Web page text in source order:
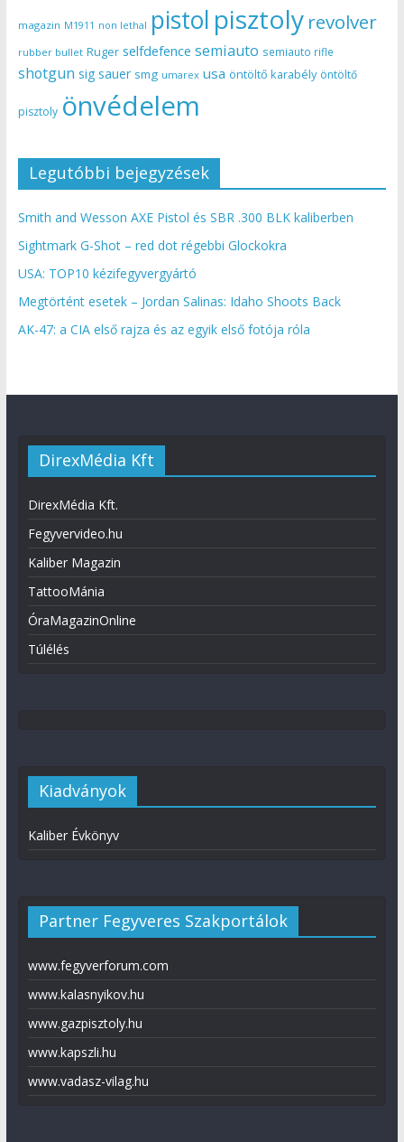
magazin M1911 non lethal pistol pisztoly revolver
rubber bullet Ruger selfdefence semiauto semiauto rifle
shotgun sig sauer smg umarex usa öntöltő karabély öntöltő
pisztoly önvédelem
Legutóbbi bejegyzések
Smith and Wesson AXE Pistol és SBR .300 BLK kaliberben
Sightmark G-Shot – red dot régebbi Glockokra
USA: TOP10 kézifegyvergyártó
Megtörtént esetek – Jordan Salinas: Idaho Shoots Back
AK-47: a CIA első rajza és az egyik első fotója róla
DirexMédia Kft
DirexMédia Kft.
Fegyvervideo.hu
Kaliber Magazin
TattooMánia
ÓraMagazinOnline
Túlélés
Kiadványok
Kaliber Évkönyv
Partner Fegyveres Szakportálok
www.fegyverforum.com
www.kalasnyikov.hu
www.gazpisztoly.hu
www.kapszli.hu
www.vadasz-vilag.hu